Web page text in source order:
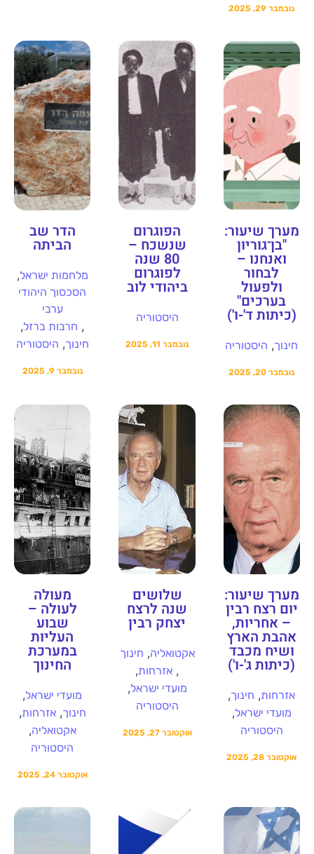
נובמבר 29, 2025
מערך שיעור:
"בן־גוריון
ואנחנו –
לבחור
ולפעול
בערכים"
(כיתות ד'-ו')
חינוך, היסטוריה
נובמבר 20, 2025
הפוגרום
שנשכח –
80 שנה
לפוגרום
ביהודי לוב
היסטוריה
נובמבר 11, 2025
הדר שב
הביתה
מלחמות ישראל,
הסכסוך היהודי
ערבי
, חרבות ברזל,
חינוך, היסטוריה
נובמבר 9, 2025
מערך שיעור:
יום רצח רבין
– אחריות,
אהבת הארץ
ושיח מכבד
(כיתות ג'-ו')
אזרחות, חינוך,
מועדי ישראל,
היסטוריה
אוקטובר 28, 2025
שלושים
שנה לרצח
יצחק רבין
אקטואליה, חינוך
, אזרחות,
מועדי ישראל,
היסטוריה
אוקטובר 27, 2025
מעולה
לעולה –
שבוע
העליות
במערכת
החינוך
מועדי ישראל,
חינוך, אזרחות,
אקטואליה,
היסטוריה
אוקטובר 24, 2025